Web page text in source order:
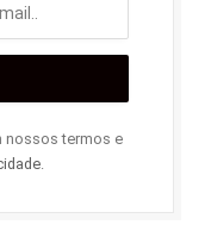
nossos termos e
.